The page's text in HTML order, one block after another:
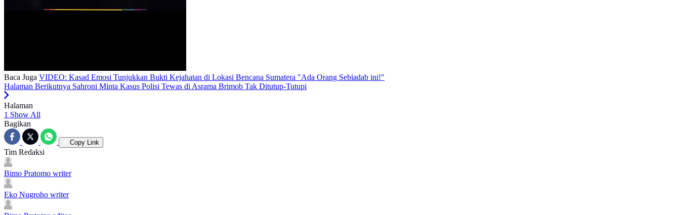
Baca Juga VIDEO: Kasad Emosi Tunjukkan Bukti Kejahatan di Lokasi Bencana Sumatera "Ada Orang Sebiadab ini!"
Halaman Berikutnya Sahroni Minta Kasus Polisi Tewas di Asrama Brimob Tak Ditutup-Tutupi
Halaman
1 Show All
Bagikan
Copy Link
Tim Redaksi
Bimo Pratomo writer
Eko Nugroho writer